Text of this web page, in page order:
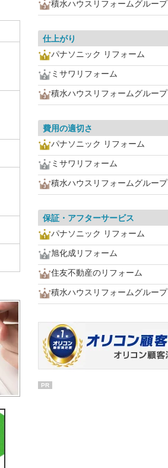
積水ハウスリフォームグループ
仕上がり
パナソニック リフォーム
ミサワリフォーム
積水ハウスリフォームグループ
費用の適切さ
パナソニック リフォーム
ミサワリフォーム
積水ハウスリフォームグループ
保証・アフターサービス
パナソニック リフォーム
旭化成リフォーム
住友不動産のリフォーム
積水ハウスリフォームグループ
PR